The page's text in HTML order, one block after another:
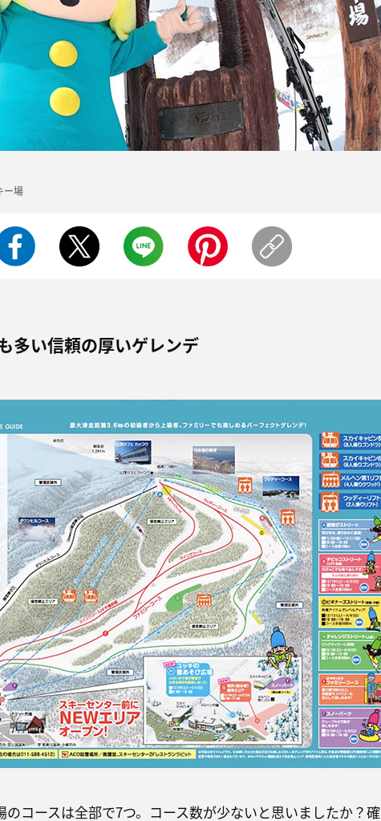
ー場
多い信頼の厚いゲレンデ
のコースは全部で7つ。コース数が少ないと思いましたか？確